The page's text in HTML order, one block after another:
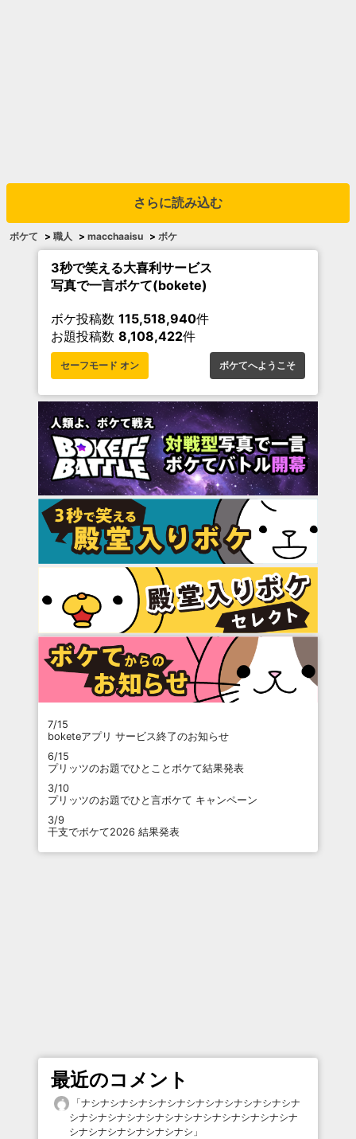
さらに読み込む
ボケて > 職人 > macchaaisu > ボケ
3秒で笑える大喜利サービス
写真で一言ボケて(bokete)
ボケ投稿数 115,518,940件
お題投稿数 8,108,422件
セーフモード オン ボケてへようこそ
7/15
boketeアプリ サービス終了のお知らせ
6/15
プリッツのお題でひとことボケて結果発表
3/10
プリッツのお題でひと言ボケて キャンペーン
3/9
干支でボケて2026 結果発表
最近のコメント
「ナシナシナシナシナシナシナシナシナシナシナシナ
シナシナシナシナシナシナシナシナシナシナシナシナ
シナシナシナシナシナシナシ 」